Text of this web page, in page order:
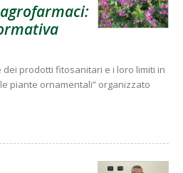
prodotti fitosanitari e i loro limiti in
piante ornamentali” organizzato